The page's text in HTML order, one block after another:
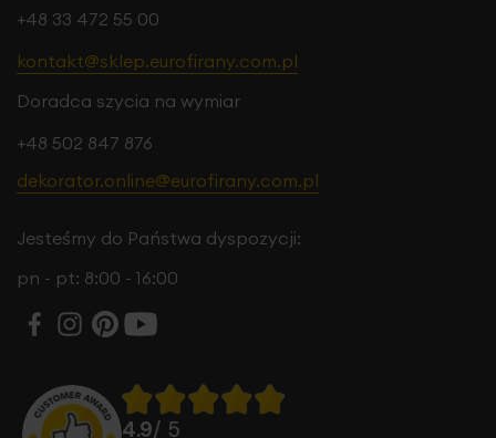
+48 33 472 55 00
kontakt@sklep.eurofirany.com.pl
Doradca szycia na wymiar
+48 502 847 876
dekorator.online@eurofirany.com.pl
Jesteśmy do Państwa dyspozycji:
pn - pt: 8:00 - 16:00
4.9/ 5